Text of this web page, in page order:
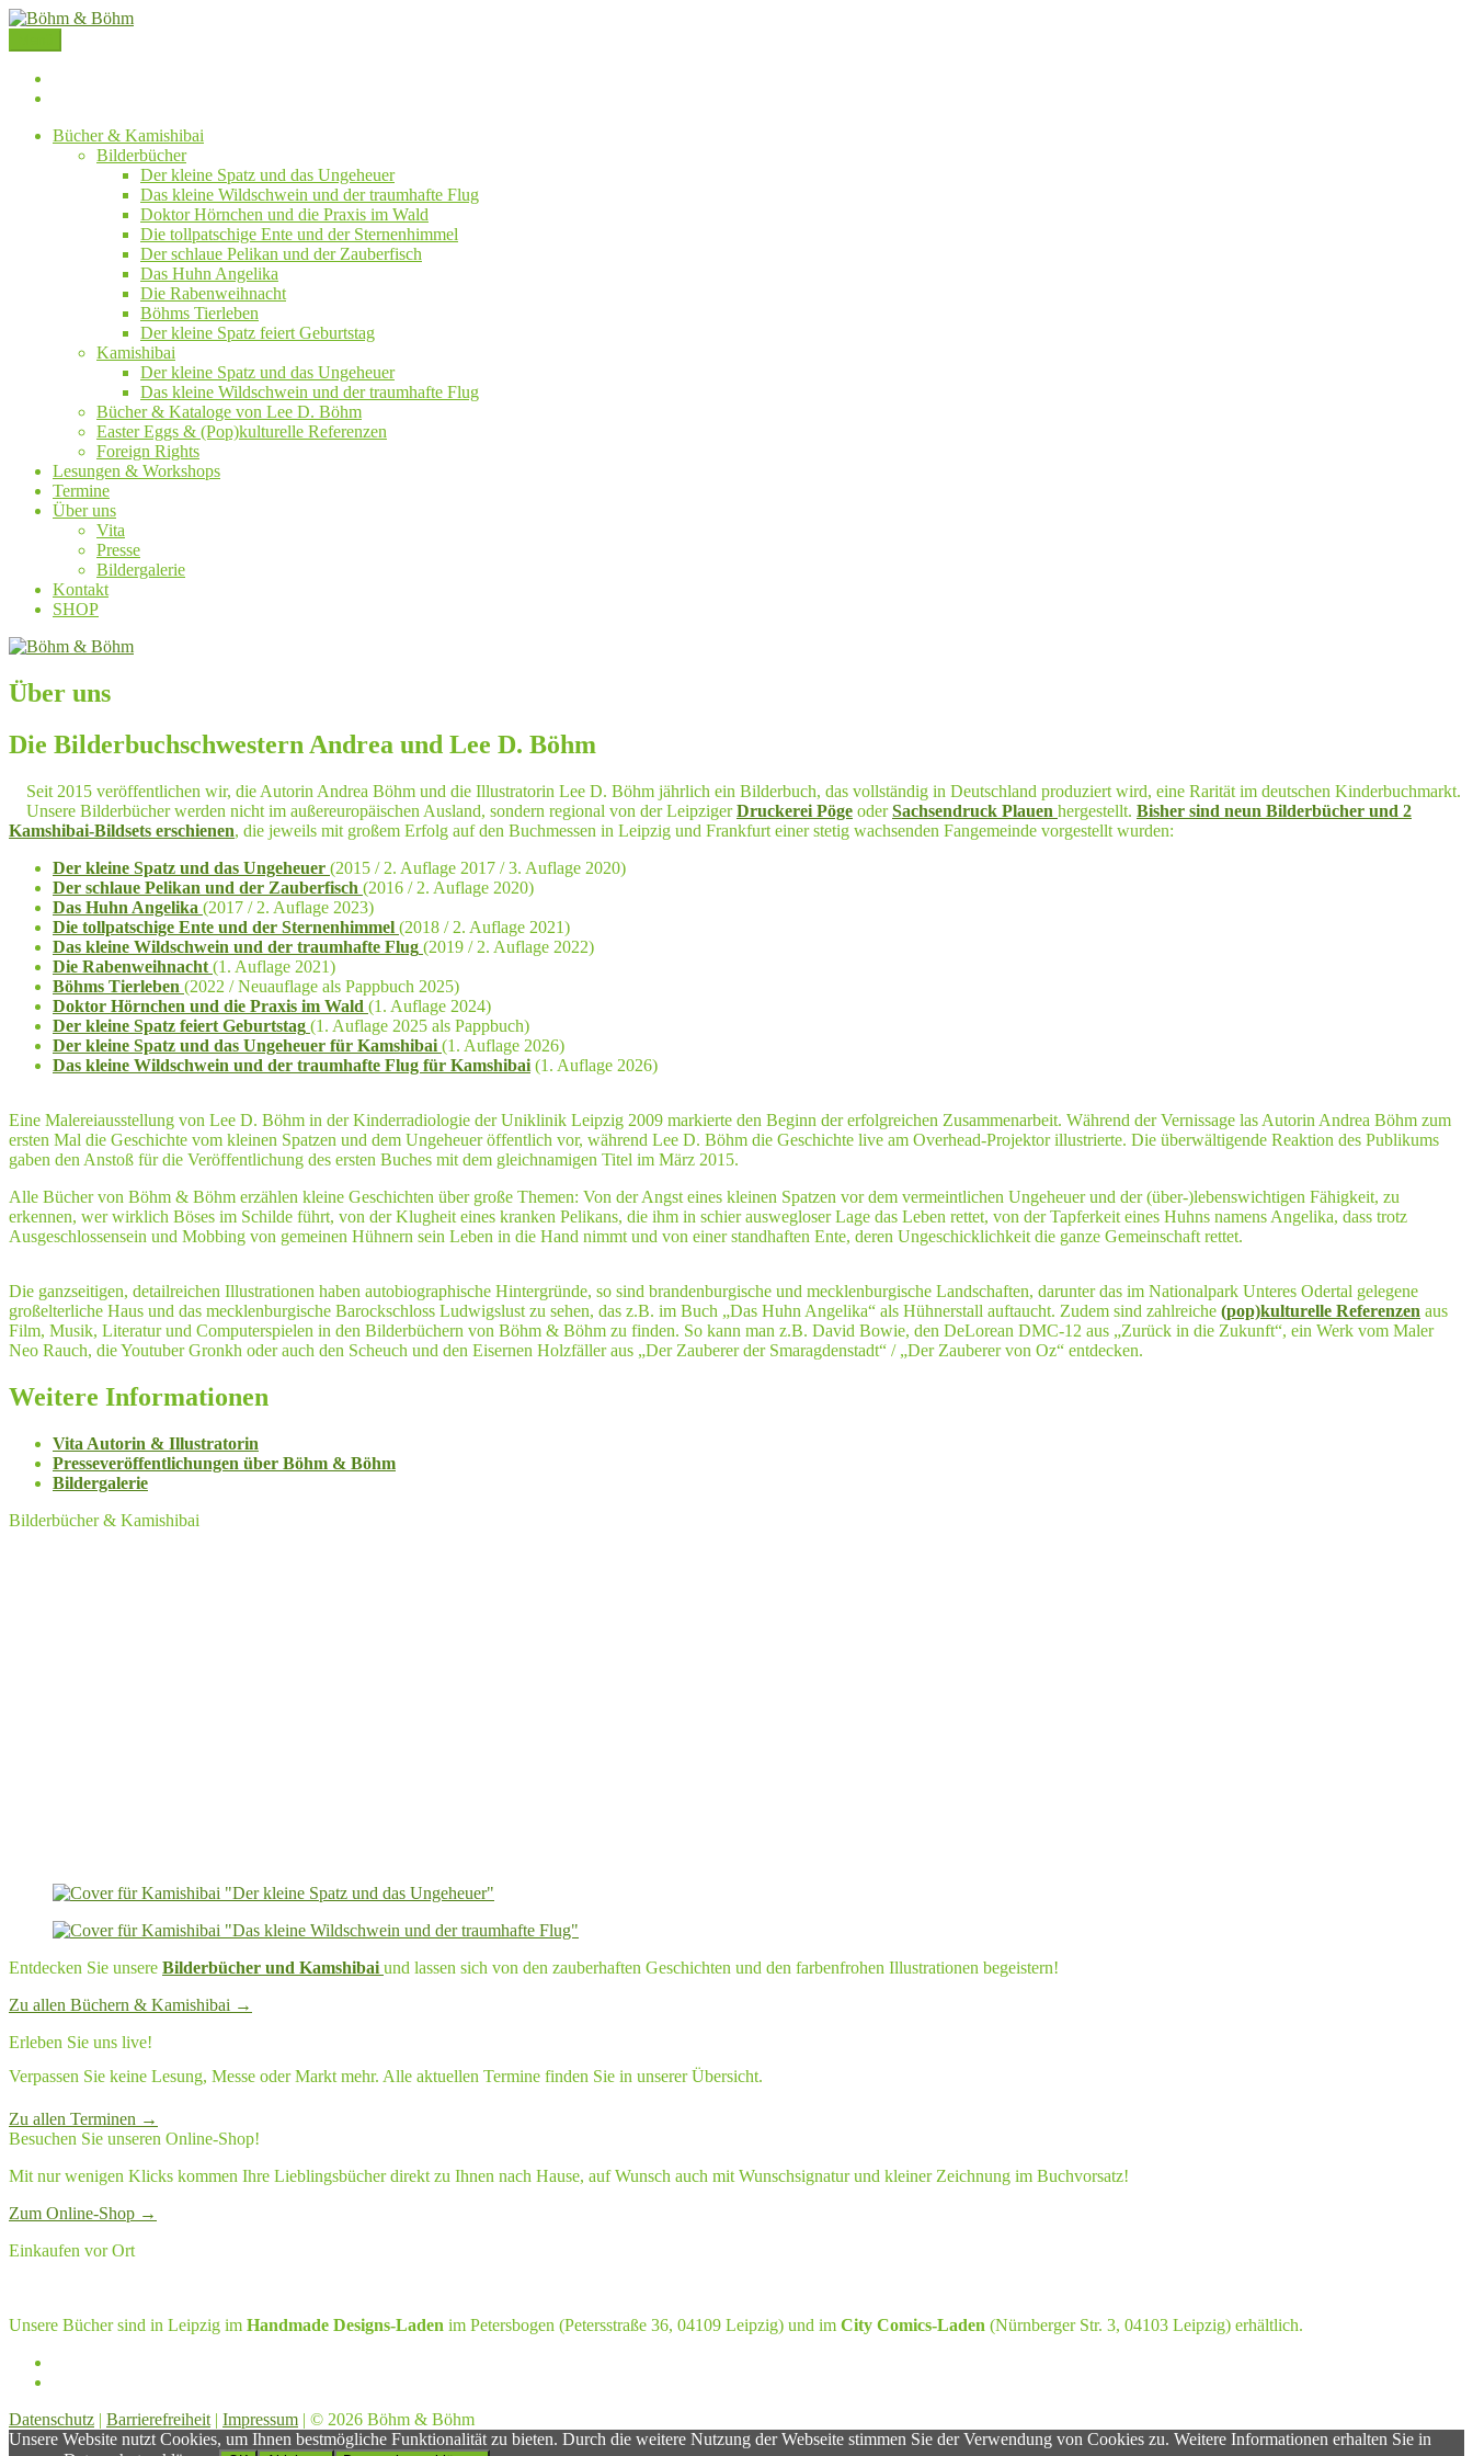
Zum
springen
auf
Facebook
Böhm
Bücher & Kamishibai
Bilderbücher
Der kleine Spatz und das Ungeheuer
Das kleine Wildschwein und der traumhafte Flug
Doktor Hörnchen und die Praxis im Wald
Die tollpatschige Ente und der Sternenhimmel
Der schlaue Pelikan und der Zauberfisch
Das Huhn Angelika
Die Rabenweihnacht
Böhms Tierleben
Der kleine Spatz feiert Geburtstag
Kamishibai
Der kleine Spatz und das Ungeheuer
Das kleine Wildschwein und der traumhafte Flug
Bücher & Kataloge von Lee D. Böhm
Easter Eggs & (Pop)kulturelle Referenzen
Foreign Rights
Lesungen & Workshops
Termine
Über uns
Vita
Presse
Bildergalerie
Kontakt
SHOP
Über uns
Die Bilderbuchschwestern Andrea und Lee D. Böhm
Seit 2015 veröffentlichen wir, die Autorin Andrea Böhm und die Illustratorin Lee D. Böhm jährlich ein Bilderbuch, das vollständig in Deutschland produziert wird, eine Rarität im deutschen Kinderbuchmarkt.
Unsere Bilderbücher werden nicht im außereuropäischen Ausland, sondern regional von der LeipzigerDruckerei Pöge oderSachsendruck Plauen hergestellt. Bisher sind neun Bilderbücher und 2
Kamshibai-Bildsets erschienen, die jeweils mit großem Erfolg auf den Buchmessen in Leipzig und Frankfurt einer stetig wachsenden Fangemeinde vorgestellt wurden:
Der kleine Spatz und das Ungeheuer (2015 / 2. Auflage 2017 / 3. Auflage 2020)
Der schlaue Pelikan und der Zauberfisch (2016 / 2. Auflage 2020)
Das Huhn Angelika (2017 / 2. Auflage 2023)
Die tollpatschige Ente und der Sternenhimmel (2018 / 2. Auflage 2021)
Das kleine Wildschwein und der traumhafte Flug (2019 / 2. Auflage 2022)
Die Rabenweihnacht (1. Auflage 2021)
Böhms Tierleben (2022 / Neuauflage als Pappbuch 2025)
Doktor Hörnchen und die Praxis im Wald (1. Auflage 2024)
Der kleine Spatz feiert Geburtstag (1. Auflage 2025 als Pappbuch)
Der kleine Spatz und das Ungeheuer für Kamshibai (1. Auflage 2026)
Das kleine Wildschwein und der traumhafte Flug für Kamshibai (1. Auflage 2026)
Eine Malereiausstellung von Lee D. Böhm in der Kinderradiologie der Uniklinik Leipzig 2009 markierte den Beginn der erfolgreichen Zusammenarbeit. Während der Vernissage las Autorin Andrea Böhm zum
ersten Mal die Geschichte vom kleinen Spatzen und dem Ungeheuer öffentlich vor, während Lee D. Böhm die Geschichte live am Overhead-Projektor illustrierte. Die überwältigende Reaktion des Publikums
gaben den Anstoß für die Veröffentlichung des ersten Buches mit dem gleichnamigen Titel im März 2015.
Alle Bücher von Böhm & Böhm erzählen kleine Geschichten über große Themen: Von der Angst eines kleinen Spatzen vor dem vermeintlichen Ungeheuer und der (über-)lebenswichtigen Fähigkeit, zu
erkennen, wer wirklich Böses im Schilde führt, von der Klugheit eines kranken Pelikans, die ihm in schier auswegloser Lage das Leben rettet, von der Tapferkeit eines Huhns namens Angelika, dass trotz
Ausgeschlossensein und Mobbing von gemeinen Hühnern sein Leben in die Hand nimmt und von einer standhaften Ente, deren Ungeschicklichkeit die ganze Gemeinschaft rettet.
Die ganzseitigen, detailreichen Illustrationen haben autobiographische Hintergründe, so sind brandenburgische und mecklenburgische Landschaften, darunter das im Nationalpark Unteres Odertal gelegene
großelterliche Haus und das mecklenburgische Barockschloss Ludwigslust zu sehen, das z.B. im Buch „Das Huhn Angelika“ als Hühnerstall auftaucht. Zudem sind zahlreiche (pop)kulturelle Referenzen aus
Film, Musik, Literatur und Computerspielen in den Bilderbüchern von Böhm & Böhm zu finden. So kann man z.B. David Bowie, den DeLorean DMC-12 aus „Zurück in die Zukunft“, ein Werk vom Maler
Neo Rauch, die Youtuber Gronkh oder auch den Scheuch und den Eisernen Holzfäller aus „Der Zauberer der Smaragdenstadt“ / „Der Zauberer von Oz“ entdecken.
Weitere Informationen
Vita Autorin & Illustratorin
Presseveröffentlichungen über Böhm & Böhm
Bildergalerie
Bilderbücher & Kamishibai
Entdecken Sie unsere Bilderbücher und Kamshibai und lassen sich von den zauberhaften Geschichten und den farbenfrohen Illustrationen begeistern!
Zu allen Büchern & Kamishibai →
Erleben Sie uns live!
Verpassen Sie keine Lesung, Messe oder Markt mehr. Alle aktuellen Termine finden Sie in unserer Übersicht.
Zu allen Terminen →
Besuchen Sie unseren Online-Shop!
Mit nur wenigen Klicks kommen Ihre Lieblingsbücher direkt zu Ihnen nach Hause, auf Wunsch auch mit Wunschsignatur und kleiner Zeichnung im Buchvorsatz!
Zum Online-Shop →
Einkaufen vor Ort
Unsere Bücher sind in Leipzig im Handmade Designs-Laden im Petersbogen (Petersstraße 36, 04109 Leipzig) und im City Comics-Laden (Nürnberger Str. 3, 04103 Leipzig) erhältlich.
auf
Facebook
Böhm
auf
Datenschutz | Barrierefreiheit | Impressum | © 2026 Böhm & Böhm
Unsere Website nutzt Cookies, um Ihnen bestmögliche Funktionalität zu bieten. Durch die weitere Nutzung der Webseite stimmen Sie der Verwendung von Cookies zu. Weitere Informationen erhalten Sie in